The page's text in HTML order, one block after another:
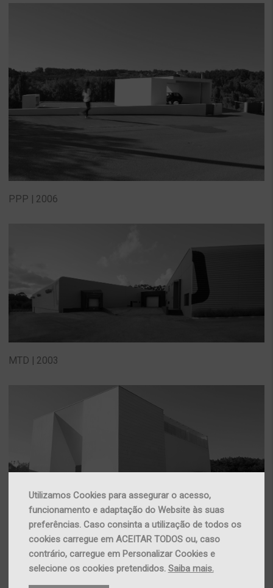
PPP | 2006
MTD | 2003
ISS | 2001
Utilizamos Cookies para assegurar o acesso,
funcionamento e adaptação do Website às suas
preferências. Caso consinta a utilização de todos os
cookies carregue em ACEITAR TODOS ou, caso
contrário, carregue em Personalizar Cookies e
selecione os cookies pretendidos. Saiba mais.